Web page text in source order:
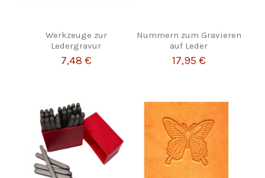
Werkzeuge zur
Ledergravur
7,48 €
Nummern zum Gravieren
auf Leder
17,95 €